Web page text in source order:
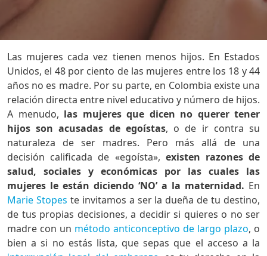
Las mujeres cada vez tienen menos hijos. En Estados
Unidos, el 48 por ciento de las mujeres entre los 18 y 44
años no es madre. Por su parte, en Colombia existe una
relación directa entre nivel educativo y número de hijos.
A menudo, las mujeres que dicen no querer tener
hijos son acusadas de egoístas, o de ir contra su
naturaleza de ser madres. Pero más allá de una
decisión calificada de «egoísta», existen razones de
salud, sociales y económicas por las cuales las
mujeres le están diciendo ‘NO’ a la maternidad. En
Marie Stopes te invitamos a ser la dueña de tu destino,
de tus propias decisiones, a decidir si quieres o no ser
madre con un método anticonceptivo de largo plazo, o
bien a si no estás lista, que sepas que el acceso a la